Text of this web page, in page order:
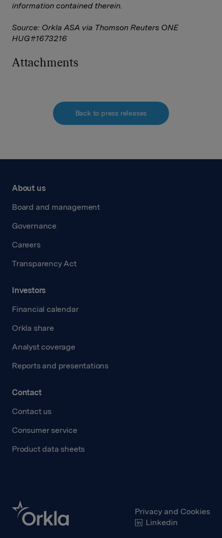
information contained therein.
Source: Orkla ASA via Thomson Reuters ONE
HUG#1673216
Attachments
Back to press releases
About us
Board and management
Governance
Careers
Transparency Act
Investors
Financial calendar
Orkla share
Analyst coverage
Reports and presentations
Contact
Contact us
Consumer service
Product data sheets
Privacy and Cookies
Linkedin